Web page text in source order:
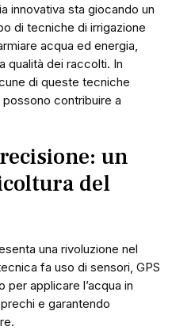
innovativa sta giocando un
di tecniche di irrigazione
acqua ed energia,
qualità dei raccolti. In
di queste tecniche
contribuire a
un
del
una rivoluzione nel
fa uso di sensori, GPS
applicare l’acqua in
e garantendo